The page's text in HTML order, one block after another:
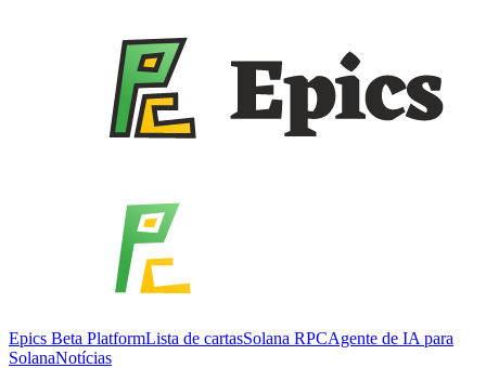
Epics Beta PlatformLista de cartasSolana RPCAgente de IA para
SolanaNotícias